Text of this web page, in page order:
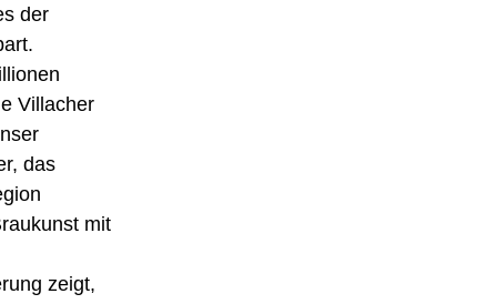
der
Villacher
das
mit
zeigt,